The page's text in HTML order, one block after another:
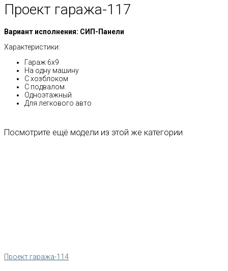
Проект гаража-117
Вариант исполнения: СИП-Панели
Характеристики:
Гараж 6х9
На одну машину
С хозблоком
С подвалом
Одноэтажный
Для легкового авто
Посмотрите ещё модели из этой же категории
Проект гаража-114